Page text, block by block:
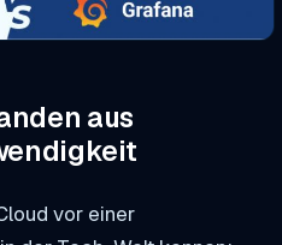
aus
vor einer